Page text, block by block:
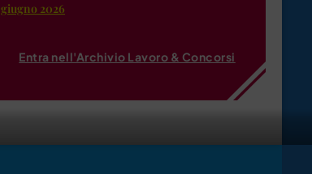
giugno 2026
Entra nell'Archivio Lavoro & Concorsi